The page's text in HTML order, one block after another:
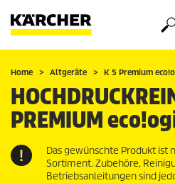
Warenkorb
Wunschliste
Home Altgeräte K 5 Premium
PREMIUM
Das gewünschte Produkt ist
Sortiment. Zubehöre,
Betriebsanleitungen sind